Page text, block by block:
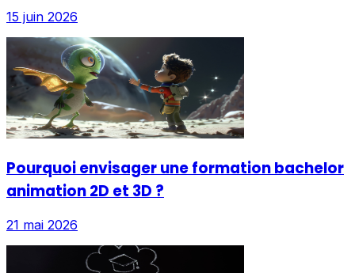
15 juin 2026
Pourquoi envisager une formation bachelor
animation 2D et 3D ?
21 mai 2026